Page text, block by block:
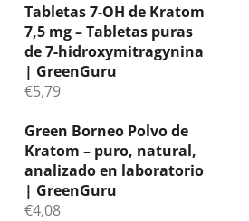
Tabletas 7-OH de Kratom
7,5 mg – Tabletas puras
de 7-hidroxymitragynina
| GreenGuru
€5,79
Green Borneo Polvo de
Kratom – puro, natural,
analizado en laboratorio
| GreenGuru
€4,08